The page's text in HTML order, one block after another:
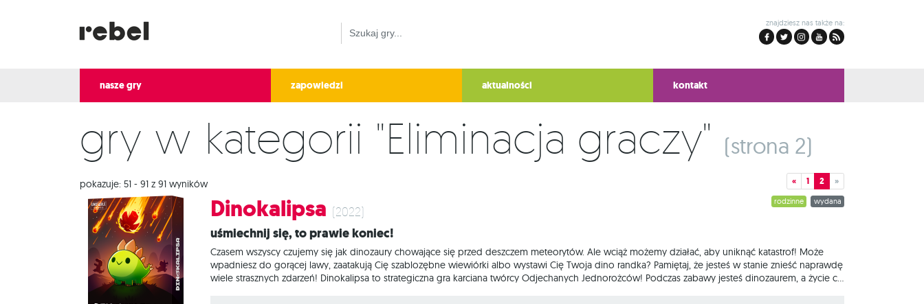
znajdziesz nas także na:
nasze gry zapowiedzi aktualności kontakt
Gry w kategorii "Eliminacja graczy" (strona 2)
pokazuje: 51 - 91 z 91 wyników « 1 2 »
wydana
rodzinne
Dinokalipsa (2022)
Uśmiechnij się, to prawie koniec!
Czasem wszyscy czujemy się jak dinozaury chowające się przed deszczem meteorytów. Ale wciąż możemy działać, aby uniknąć katastrof! Może
wpadniesz do gorącej lawy, zaatakują Cię szablozębne wiewiórki albo wystawi Cię Twoja dino randka? Pamiętaj, że jesteś w stanie znieść naprawdę
wiele strasznych zdarzeń! Dinokalipsa to strategiczna gra karciana twórcy Odjechanych Jednorożców! Podczas zabawy jesteś dinozaurem, a życie co